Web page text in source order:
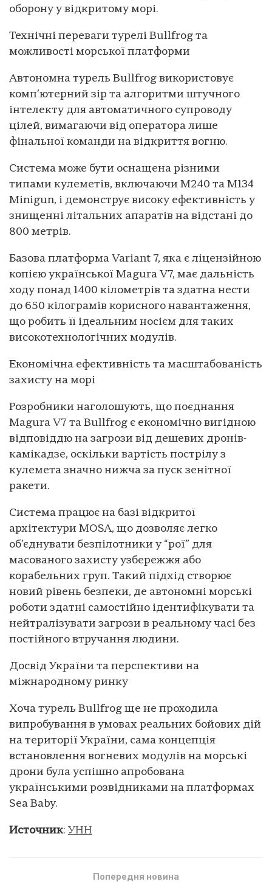
оборону у відкритому морі.
Технічні переваги турелі Bullfrog та
можливості морської платформи
Автономна турель Bullfrog використовує
комп’ютерний зір та алгоритми штучного
інтелекту для автоматичного супроводу
цілей, вимагаючи від оператора лише
фінальної команди на відкриття вогню.
Система може бути оснащена різними
типами кулеметів, включаючи M240 та M134
Minigun, і демонструє високу ефективність у
знищенні літальних апаратів на відстані до
800 метрів.
Базова платформа Variant 7, яка є ліцензійною
копією української Magura V7, має дальність
ходу понад 1400 кілометрів та здатна нести
до 650 кілограмів корисного навантаження,
що робить її ідеальним носієм для таких
високотехнологічних модулів.
Економічна ефективність та масштабованість
захисту на морі
Розробники наголошують, що поєднання
Magura V7 та Bullfrog є економічно вигідною
відповіддю на загрози від дешевих дронів-
камікадзе, оскільки вартість пострілу з
кулемета значно нижча за пуск зенітної
ракети.
Система працює на базі відкритої
архітектури MOSA, що дозволяє легко
об’єднувати безпілотники у “рої” для
масованого захисту узбережжя або
корабельних груп. Такий підхід створює
новий рівень безпеки, де автономні морські
роботи здатні самостійно ідентифікувати та
нейтралізувати загрози в реальному часі без
постійного втручання людини.
Досвід України та перспективи на
міжнародному ринку
Хоча турель Bullfrog ще не проходила
випробування в умовах реальних бойових дій
на території України, сама концепція
встановлення вогневих модулів на морські
дрони була успішно апробована
українськими розвідниками на платформах
Sea Baby.
Источник: УНН
Попередня новина